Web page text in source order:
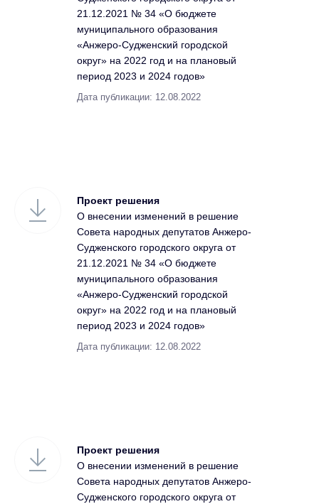
21.12.2021 № 34 «О бюджете
муниципального образования
«Анжеро-Судженский городской
округ» на 2022 год и на плановый
период 2023 и 2024 годов»
Дата публикации: 12.08.2022
Проект решения
О внесении изменений в решение
Совета народных депутатов Анжеро-
Судженского городского округа от
21.12.2021 № 34 «О бюджете
муниципального образования
«Анжеро-Судженский городской
округ» на 2022 год и на плановый
период 2023 и 2024 годов»
Дата публикации: 12.08.2022
Проект решения
О внесении изменений в решение
Совета народных депутатов Анжеро-
Судженского городского округа от